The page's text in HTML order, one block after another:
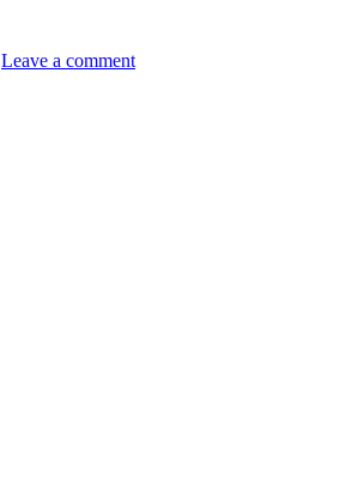
Leave a comment